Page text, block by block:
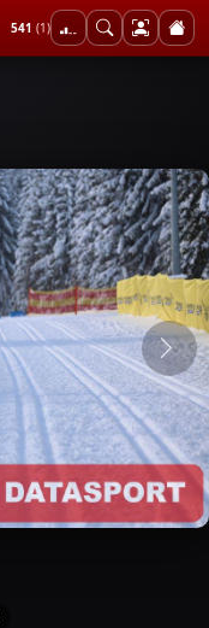
541 (1)